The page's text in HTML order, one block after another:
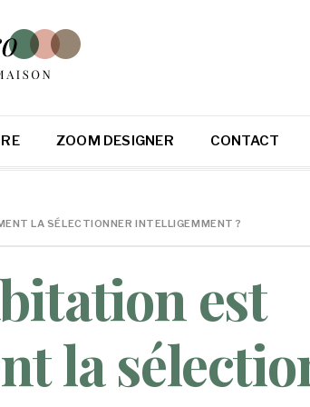
ZOOM DESIGNER CONTACT
LA SÉLECTIONNER INTELLIGEMMENT ?
est
la